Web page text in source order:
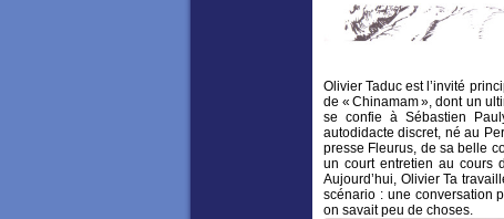
Olivier Taduc est l’invité
de « Chinamam », dont un
se confie à Sébastien
autodidacte discret, né au
presse Fleurus, de sa belle
un court entretien au cours
Aujourd’hui, Olivier Ta
scénario : une conversation
on savait peu de choses.